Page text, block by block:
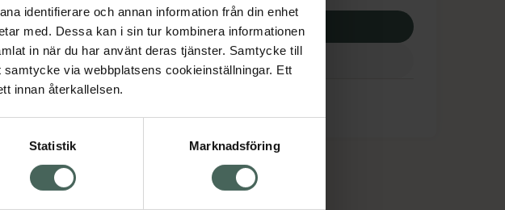
identifierare och annan information från din enhet
med. Dessa kan i sin tur kombinera informationen
in när du har använt deras tjänster. Samtycke till
via webbplatsens cookieinställningar. Ett
innan återkallelsen.
Statistik Marknadsföring
Köp via ditt recept
erbjudanden
Om recept och läkemedel